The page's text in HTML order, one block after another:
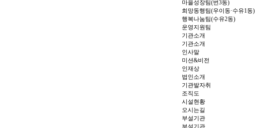
마을성장팀(번3동)
희망동행팀(우이동·수유1동)
행복나눔팀(수유2동)
운영지원팀
기관소개
기관소개
인사말
미션&비전
인재상
법인소개
기관발자취
조직도
시설현황
오시는길
부설기관
부설기관